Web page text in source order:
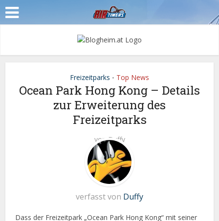
Freizeitparks • Top News
Ocean Park Hong Kong – Details
zur Erweiterung des
Freizeitparks
vonDuffy
verfasst von Duffy
Dass der Freizeitpark „Ocean Park Hong Kong“ mit seiner